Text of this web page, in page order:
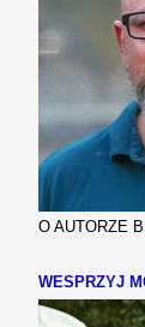
O AUTORZE
WESPRZYJ